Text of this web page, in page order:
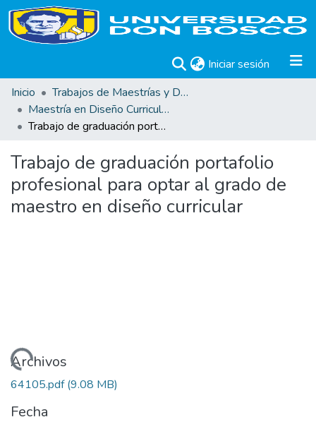
Iniciar sesión (current)
Inicio
Trabajos de Maestrías y Doctorados
Maestría en Diseño Curricular
Trabajo de graduación portafolio profesional para optar al grado de maestro en diseño curricular
Trabajo de graduación portafolio
profesional para optar al grado de
maestro en diseño curricular
Cargando...
Archivos
64105.pdf(9.08 MB)
Fecha